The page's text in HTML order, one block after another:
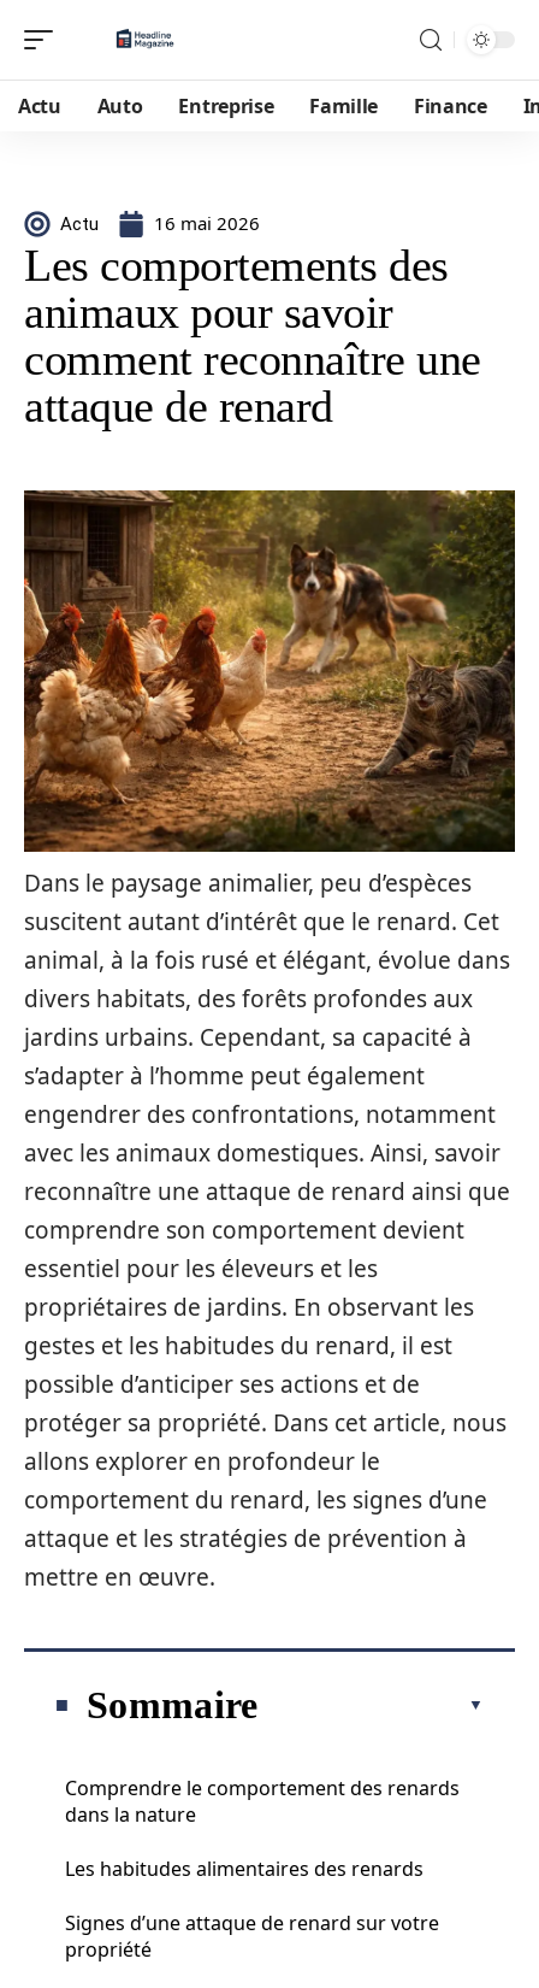
Actu Auto Entreprise Famille Finance
Actu 16 mai 2026
Les comportements des
animaux pour savoir
comment reconnaître une
attaque de renard
Dans le paysage animalier, peu d’espèces
suscitent autant d’intérêt que le renard. Cet
animal, à la fois rusé et élégant, évolue dans
divers habitats, des forêts profondes aux
jardins urbains. Cependant, sa capacité à
s’adapter à l’homme peut également
engendrer des confrontations, notamment
avec les animaux domestiques. Ainsi, savoir
reconnaître une attaque de renard ainsi que
comprendre son comportement devient
essentiel pour les éleveurs et les
propriétaires de jardins. En observant les
gestes et les habitudes du renard, il est
possible d’anticiper ses actions et de
protéger sa propriété. Dans cet article, nous
allons explorer en profondeur le
comportement du renard, les signes d’une
attaque et les stratégies de prévention à
mettre en œuvre.
Sommaire
Comprendre le comportement des renards
dans la nature
Les habitudes alimentaires des renards
Signes d’une attaque de renard sur votre
propriété